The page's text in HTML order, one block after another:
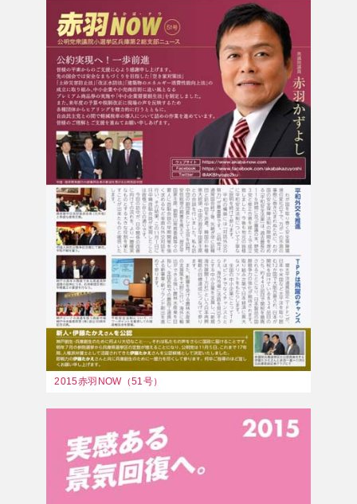
2015赤羽NOW（51号）